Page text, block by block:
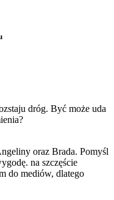
dróg. Być może uda
oraz Brada. Pomyśl
na szczęście
do mediów, dlatego